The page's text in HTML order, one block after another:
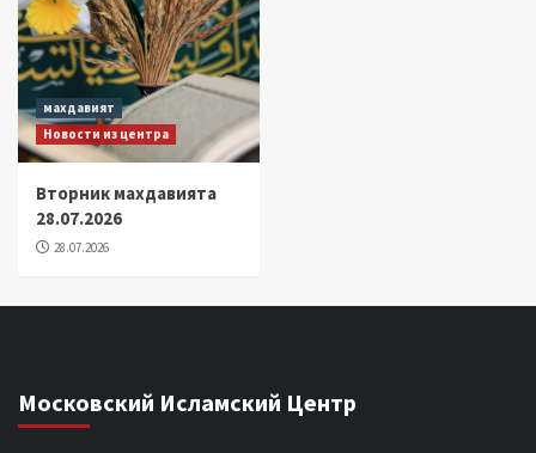
махдавият
Новости из центра
Вторник махдавията
28.07.2026
28.07.2026
Московский Исламский Центр